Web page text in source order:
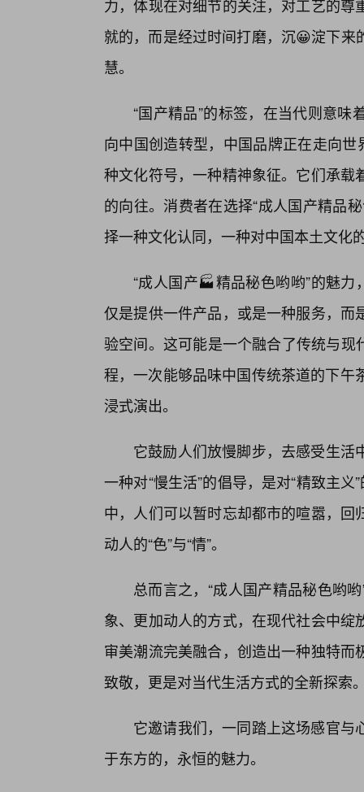
力，体现在对细节的关注，对工艺的
就的，而是经过时间打磨，沉😀淀下
慧。
“国产精品”的标签，在当代则意
向中国创造转型，中国品牌正在走向
种文化符号，一种精神象征。它们承
的向往。消费者在选择“成人国产精品
择一种文化认同，一种对中国本土文化
“成人国产🏭精品秘色哟哟”的魅
仅是提供一件产品，或是一种服务，
验空间。这可能是一个融合了传统与
程，一次能够品味中国传统茶道的下
浸式演出。
它鼓励人们放慢脚步，去感受生
一种对“慢生活”的倡导，是对“精致主
中，人们可以暂时忘却都市的喧嚣，
动人的“色”与“情”。
总而言之，“成人国产精品秘色哟
象、更加动人的方式，在现代社会中
审美潮流完美融合，创造出一种独特
致敬，更是对当代生活方式的全新探索
它邀请我们，一同踏上这场感官
于东方的，永恒的魅力。